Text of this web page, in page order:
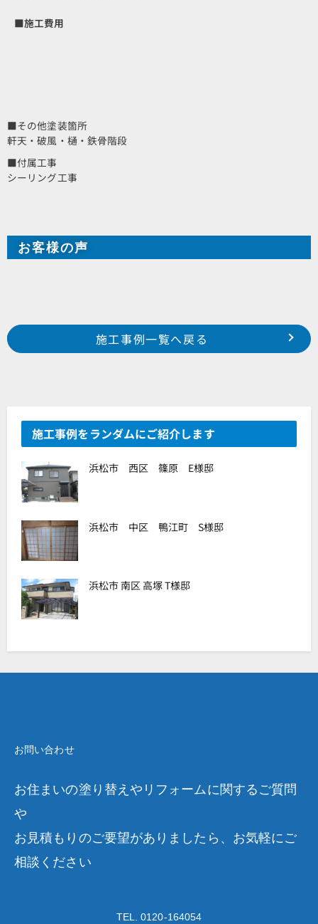
■施工費用
■その他塗装箇所
軒天・破風・樋・鉄骨階段
■付属工事
シーリング工事
お客様の声
Prev
磐田市 見付 I様邸施工事例一覧へ戻る
施工事例をランダムにご紹介します
浜松市 西区 篠原 E様邸
浜松市 中区 鴨江町 S様邸
浜松市 南区 高塚 T様邸
お問い合わせ
お住まいの塗り替えやリフォームに関するご質問
や
お見積もりのご要望がありましたら、お気軽にご
相談ください
TEL. 0120-164054